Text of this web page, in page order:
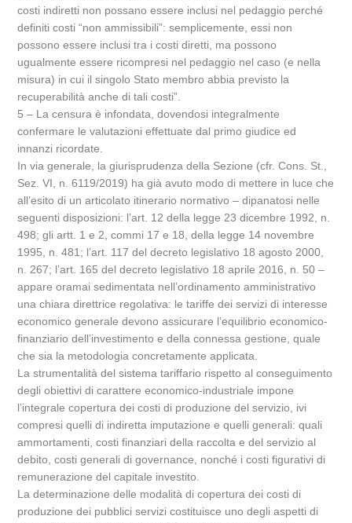
costi indiretti non possano essere inclusi nel pedaggio perché
definiti costi “non ammissibili”: semplicemente, essi non
possono essere inclusi tra i costi diretti, ma possono
ugualmente essere ricompresi nel pedaggio nel caso (e nella
misura) in cui il singolo Stato membro abbia previsto la
recuperabilità anche di tali costi”.
5 – La censura è infondata, dovendosi integralmente
confermare le valutazioni effettuate dal primo giudice ed
innanzi ricordate.
In via generale, la giurisprudenza della Sezione (cfr. Cons. St.,
Sez. VI, n. 6119/2019) ha già avuto modo di mettere in luce che
all’esito di un articolato itinerario normativo – dipanatosi nelle
seguenti disposizioni: l’art. 12 della legge 23 dicembre 1992, n.
498; gli artt. 1 e 2, commi 17 e 18, della legge 14 novembre
1995, n. 481; l’art. 117 del decreto legislativo 18 agosto 2000,
n. 267; l’art. 165 del decreto legislativo 18 aprile 2016, n. 50 –
appare oramai sedimentata nell’ordinamento amministrativo
una chiara direttrice regolativa: le tariffe dei servizi di interesse
economico generale devono assicurare l’equilibrio economico-
finanziario dell’investimento e della connessa gestione, quale
che sia la metodologia concretamente applicata.
La strumentalità del sistema tariffario rispetto al conseguimento
degli obiettivi di carattere economico-industriale impone
l’integrale copertura dei costi di produzione del servizio, ivi
compresi quelli di indiretta imputazione e quelli generali: quali
ammortamenti, costi finanziari della raccolta e del servizio al
debito, costi generali di governance, nonché i costi figurativi di
remunerazione del capitale investito.
La determinazione delle modalità di copertura dei costi di
produzione dei pubblici servizi costituisce uno degli aspetti di